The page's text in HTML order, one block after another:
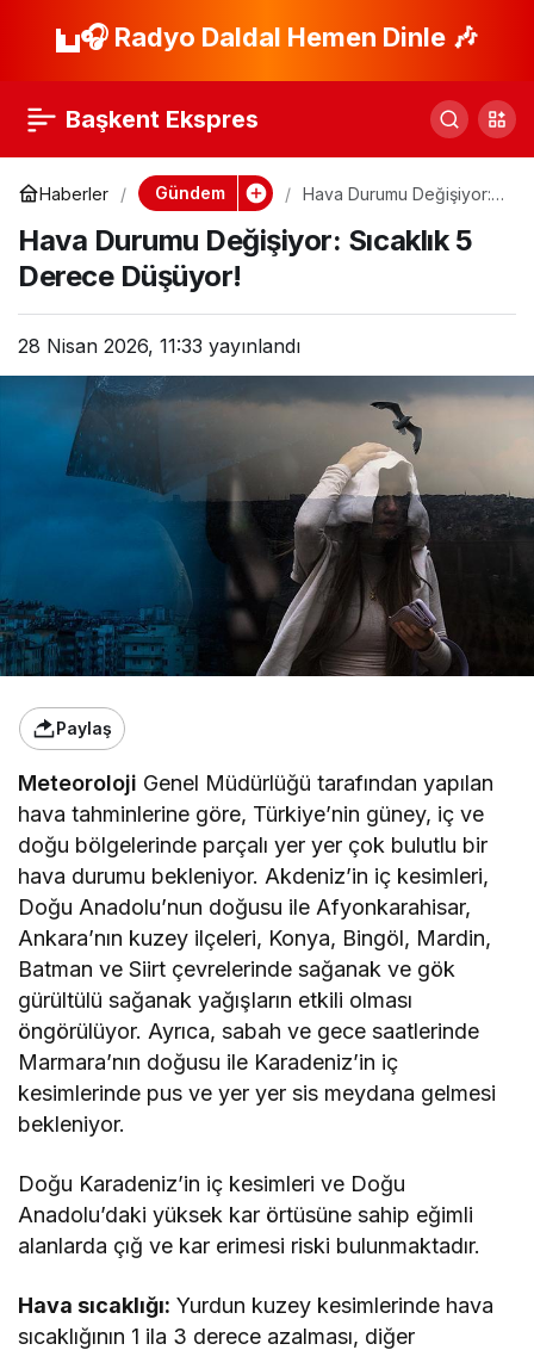
🎧 Radyo Daldal Hemen Dinle 🎶
Başkent Ekspres
Haberler Gündem
Hava Durumu Değişiyor:
Düşüyor!
Hava Durumu Değişiyor: Sıcaklık 5
Derece Düşüyor!
28 Nisan 2026, 11:33 yayınlandı
Paylaş
Meteoroloji Genel Müdürlüğü tarafından yapılan
hava tahminlerine göre, Türkiye’nin güney, iç ve
doğu bölgelerinde parçalı yer yer çok bulutlu bir
hava durumu bekleniyor. Akdeniz’in iç kesimleri,
Doğu Anadolu’nun doğusu ile Afyonkarahisar,
Ankara’nın kuzey ilçeleri, Konya, Bingöl, Mardin,
Batman ve Siirt çevrelerinde sağanak ve gök
gürültülü sağanak yağışların etkili olması
öngörülüyor. Ayrıca, sabah ve gece saatlerinde
Marmara’nın doğusu ile Karadeniz’in iç
kesimlerinde pus ve yer yer sis meydana gelmesi
bekleniyor.
Doğu Karadeniz’in iç kesimleri ve Doğu
Anadolu’daki yüksek kar örtüsüne sahip eğimli
alanlarda çığ ve kar erimesi riski bulunmaktadır.
Hava sıcaklığı: Yurdun kuzey kesimlerinde hava
sıcaklığının 1 ila 3 derece azalması, diğer
Balıkçıya Saldıran
Açıklandı!
Paylaş